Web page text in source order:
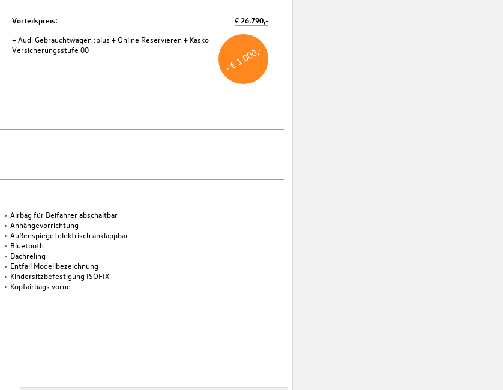
Mindestlaufzeit 36 Monate. Aktion ist gültig bis 31.12.2026.
Weitere Informationen
Leasingmöglichkeiten uvm.!
Weitere Informationen
Vorteilspreis:
€ 26.790,-
+ Audi Gebrauchtwagen :plus + Online Reservieren+ Kasko
Versicherungsstufe 00
- € 1.000,-
Airbag für Beifahrer abschaltbar
Anhängevorrichtung
Außenspiegel elektrisch anklappbar
Bluetooth
Dachreling
Entfall Modellbezeichnung
Kindersitzbefestigung ISOFIX
Kopfairbags vorne